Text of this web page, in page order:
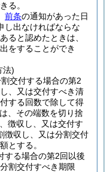
る。
前条の通知があった日
し出なければならな
ると認めたときは、
をすることができ
法)
交付する場合の第2
、又は交付すべき清
する回数で除して得
、その端数を切り捨
徴収し、又は交付す
徴収し、又は分割交付
とする。
する場合の第2回以後
割交付すべき期限